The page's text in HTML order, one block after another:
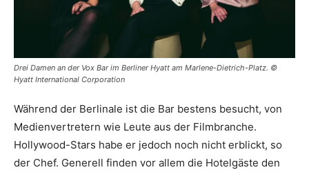
Drei Damen an der Vox Bar im Berliner Hyatt am Marlene-Dietrich-Platz. ©
Hyatt International Corporation
Während der Berlinale ist die Bar bestens besucht, von
Medienvertretern wie Leute aus der Filmbranche.
Hollywood-Stars habe er jedoch noch nicht erblickt, so
der Chef. Generell finden vor allem die Hotelgäste den